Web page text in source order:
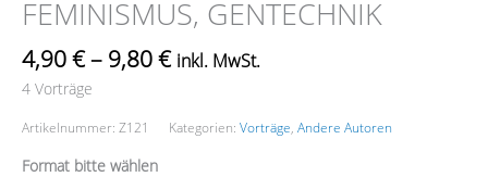
FEMINISMUS, GENTECHNIK
4,90€– 9,80€ inkl. MwSt.
4 Vorträge
Artikelnummer: Z121 Kategorien: Vorträge, Andere Autoren
Format bitte wählen